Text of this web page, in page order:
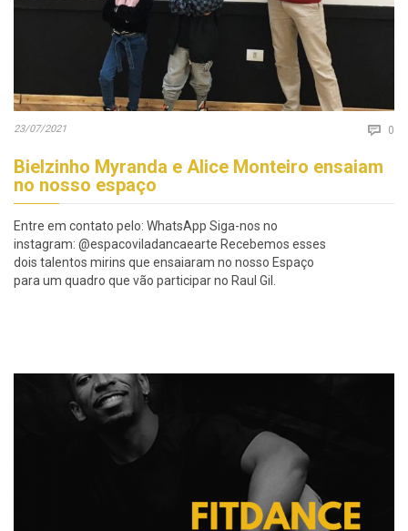
23/07/2021  0
Bielzinho Myranda e Alice Monteiro ensaiam
no nosso espaço
Entre em contato pelo: WhatsApp Siga-nos no
instagram: @espacoviladancaearte Recebemos esses
dois talentos mirins que ensaiaram no nosso Espaço
para um quadro que vão participar no Raul Gil.